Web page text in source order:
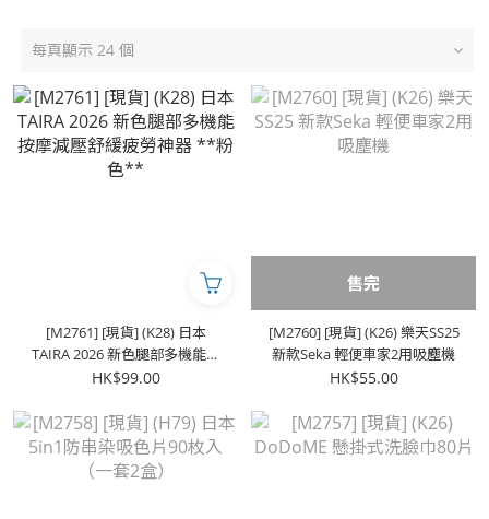
每頁顯示 24 個
[M2761] [現貨] (K28) 日本
TAIRA 2026 新色腿部多機能按
摩減壓舒緩疲勞神器 **粉色**
HK$99.00
售完
[M2760] [現貨] (K26) 樂天SS25
新款Seka 輕便車家2用吸塵機
HK$55.00